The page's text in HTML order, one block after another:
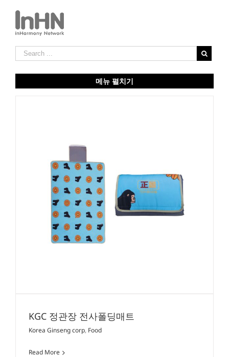
메뉴 펼치기
KGC 정관장 전사폴딩매트
Korea Ginseng corp, Food
Read More